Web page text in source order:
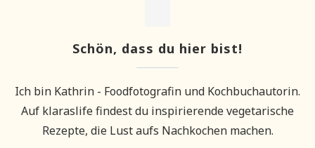
Schön, dass du hier bist!
Ich bin Kathrin - Foodfotografin und Kochbuchautorin.
Auf klaraslife findest du inspirierende vegetarische
Rezepte, die Lust aufs Nachkochen machen.